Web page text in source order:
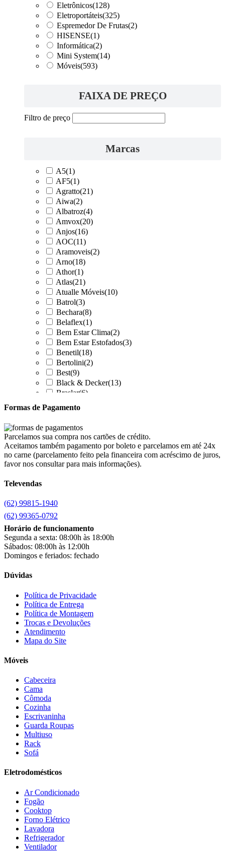
Eletrônicos(128)
Eletroportáteis(325)
Espremedor De Frutas(2)
HISENSE(1)
Informática(2)
Mini System(14)
Móveis(593)
FAIXA DE PREÇO
Filtro de preço
Marcas
A5(1)
AF5(1)
Agratto(21)
Aiwa(2)
Albatroz(4)
Amvox(20)
Anjos(16)
AOC(11)
Aramoveis(2)
Arno(18)
Athor(1)
Atlas(21)
Atualle Móveis(10)
Batrol(3)
Bechara(8)
Belaflex(1)
Bem Estar Clima(2)
Bem Estar Estofados(3)
Benetil(18)
Bertolini(2)
Best(9)
Black & Decker(13)
Braslar(6)
Britânia
Cairu(7)
Canaã Moveis (0)
Canaã Móveis(2)
Carioca Móveis(8)
Clarice
clock
Colibri
Colli(53)
Colormaq(43)
Companhia do Estofado
Cotherm(2)
D' Doro Móveis
Dako(23)
Demóbile(13)
Dômina
Doripel
Estofados solar
Fischer
Giga
Gree(3)
Henn
Hisense
Hot Sat
HP
Formas de Pagamento
Parcelamos sua compra nos cartões de crédito.
Aceitamos também pagamento por boleto e parcelamos em até 24x
no carne (parcelamento feito pela financeira com acréscimo de juros,
favor nos consultar para mais informações).
Televendas
(62) 99815-1940
(62) 99365-0792
Horário de funcionamento
Segunda a sexta: 08:00h às 18:00h
Sábados: 08:00h às 12:00h
Domingos e feriados: fechado
Dúvidas
Política de Privacidade
Política de Entrega
Política de Montagem
Trocas e Devoluções
Atendimento
Mapa do Site
Móveis
Cabeceira
Cama
Cômoda
Cozinha
Escrivaninha
Guarda Roupas
Multiuso
Rack
Sofá
Eletrodomésticos
Ar Condicionado
Fogão
Cooktop
Forno Elétrico
Lavadora
Refrigerador
Ventilador